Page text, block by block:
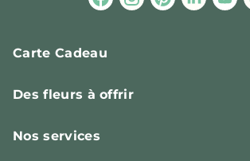
Carte Cadeau
Des fleurs à offrir
Nos services